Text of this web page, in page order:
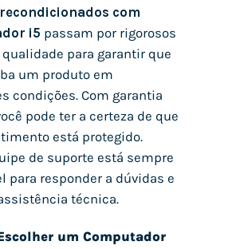
com
i5 passam por rigorosos
para garantir que
um produto em
condições. Com garantia
pode ter a certeza de que
está protegido.
de suporte está sempre
para responder a dúvidas e
técnica.
um Computador